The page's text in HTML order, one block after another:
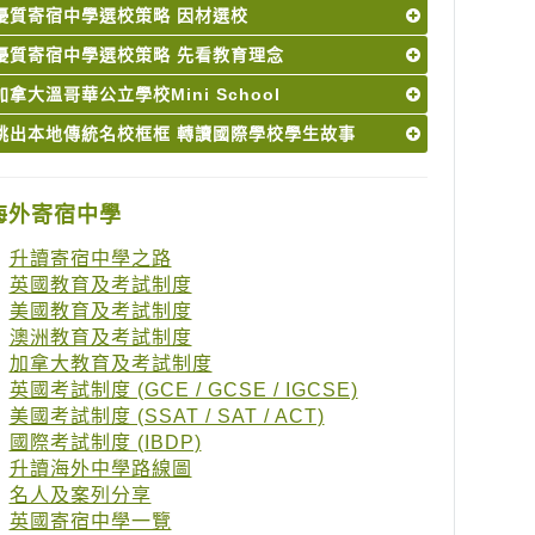
質寄宿中學選校策略 因材選校
質寄宿中學選校策略 先看教育理念
拿大溫哥華公立學校Mini School
出本地傳統名校框框 轉讀國際學校學生故事
外寄宿中學
升讀寄宿中學之路
英國教育及考試制度
美國教育及考試制度
澳洲教育及考試制度
加拿大教育及考試制度
英國考試制度 (GCE / GCSE / IGCSE)
美國考試制度 (SSAT / SAT / ACT)
國際考試制度 (IBDP)
升讀海外中學路線圖
名人及案列分享
英國寄宿中學一覽